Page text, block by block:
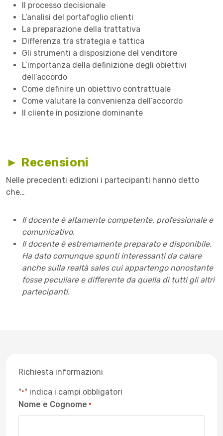
Il processo decisionale
L’analisi del portafoglio clienti
La preparazione della trattativa
Differenza tra strategia e tattica
Gli strumenti a disposizione del venditore
L’importanza della definizione degli obiettivi
dell’accordo
Come definire un obiettivo contrattuale
Come valutare la convenienza dell’accordo
Il cliente in posizione dominante
► Recensioni
Nelle precedenti edizioni i partecipanti hanno detto
che…
Il docente è altamente competente, professionale e
comunicativo.
Il docente è estremamente preparato e disponibile.
Ha dato comunque spunti interessanti da calare
anche sulla realtà sales cui appartengo nonostante
fosse peculiare e differente da quella di tutti gli altri
partecipanti.
Richiesta informazioni
"*" indica i campi obbligatori
Nome e Cognome *